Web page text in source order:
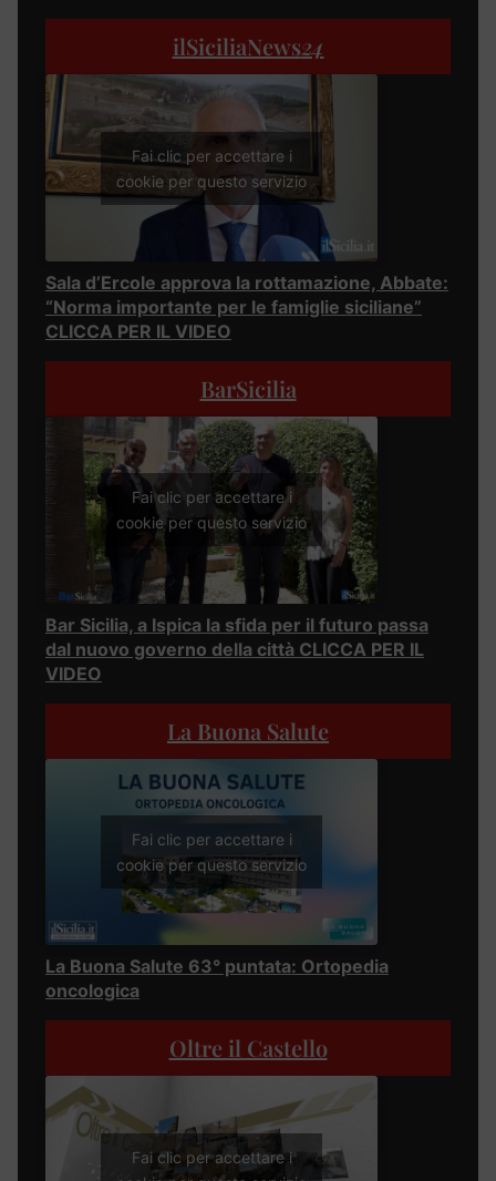
ilSiciliaNews24
Fai clic per accettare i
cookie per questo servizio
Sala d’Ercole approva la rottamazione, Abbate:
“Norma importante per le famiglie siciliane”
CLICCA PER IL VIDEO
BarSicilia
Fai clic per accettare i
cookie per questo servizio
Bar Sicilia, a Ispica la sfida per il futuro passa
dal nuovo governo della città CLICCA PER IL
VIDEO
La Buona Salute
Fai clic per accettare i
cookie per questo servizio
La Buona Salute 63° puntata: Ortopedia
oncologica
Oltre il Castello
Fai clic per accettare i